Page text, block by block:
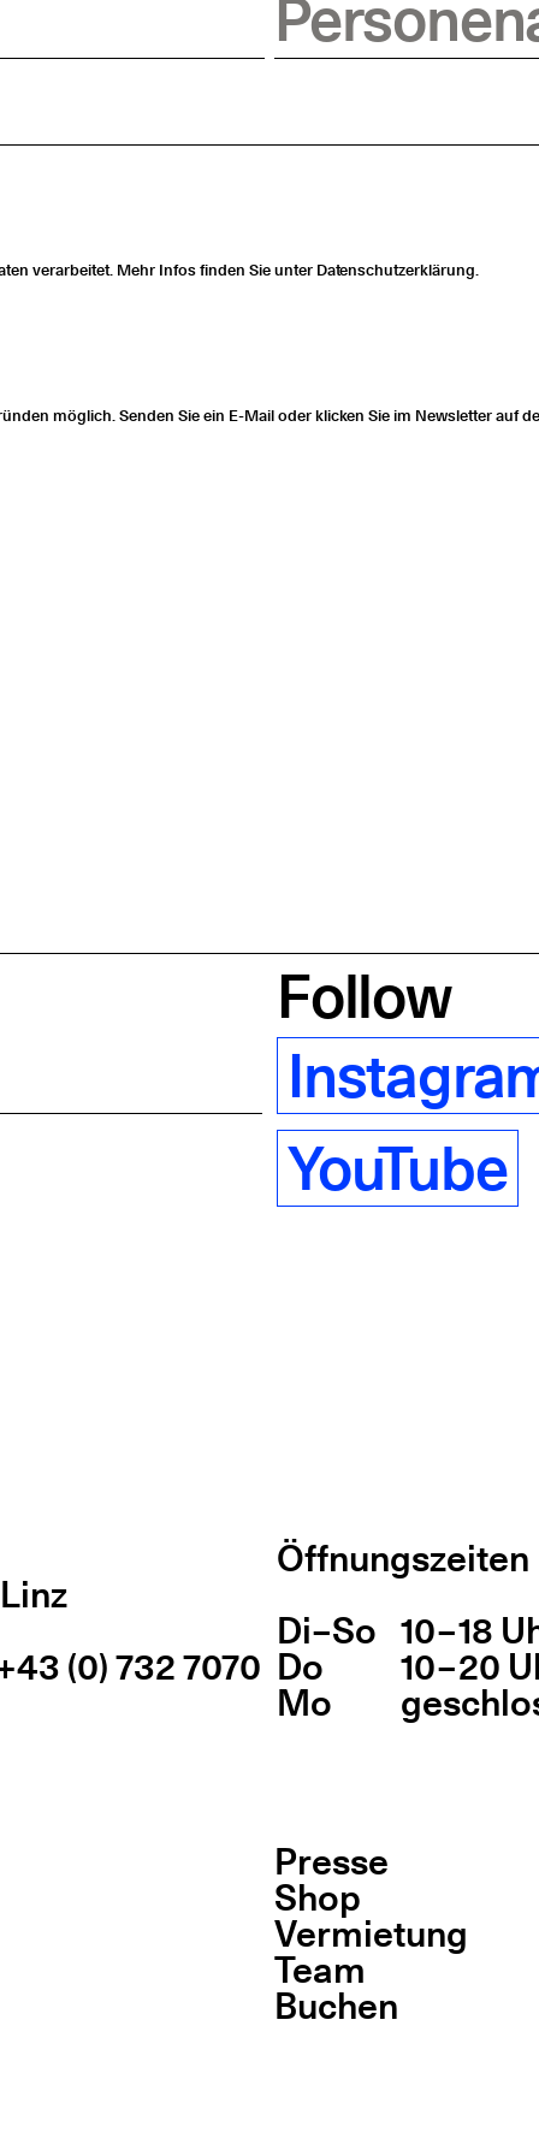
verarbeitet. Mehr Infos finden Sie unter Datenschutzerklärung.
möglich. Senden Sie ein E-Mail oder klicken Sie im Newsletter auf
Follow
YouTube
(0) 732 7070
Öffnungszeiten
Wochentag
Di–So 10 – 18
Do 10 – 20
Mo
Presse
Shop
Vermietung
Team
Buchen